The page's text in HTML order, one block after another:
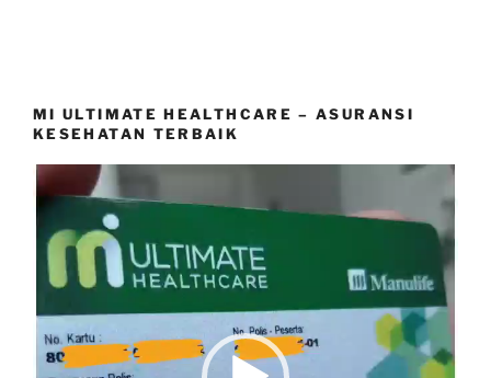
MI ULTIMATE HEALTHCARE – ASURANSI
KESEHATAN TERBAIK
Video
Player